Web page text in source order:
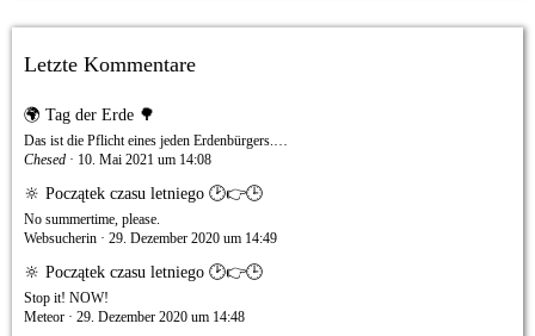
Letzte Kommentare
🌍 Tag der Erde 🌳
Das ist die Pflicht eines jeden Erdenbürgers.…
Chesed
10. Mai 2021 um 14:08
🔆 Początek czasu letniego 🕑👉🕒
No summertime, please.
Websucherin
29. Dezember 2020 um 14:49
🔆 Początek czasu letniego 🕑👉🕒
Stop it! NOW!
Meteor
29. Dezember 2020 um 14:48